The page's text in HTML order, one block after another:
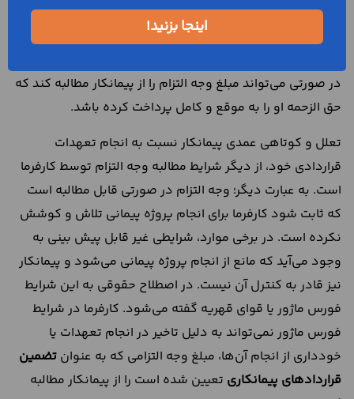
را از پیمانکار مطالبه کند که خود به تمام تعهدات قراردادی
خود عمل کرده باشد. برای مثال، پرداخت به موقع و کامل حق
در صورتی می‌تواند مبلغ وجه التزام را از پیمانکار مطالبه کند که
حق الزحمه او را به موقع و کامل پرداخت کرده باشد.
تعلل و کوتاهی عمدی پیمانکار نسبت به انجام تعهدات
قراردادی خود، از دیگر شرایط مطالبه وجه التزام توسط کارفرما
است. به عبارت دیگر؛ وجه التزام در صورتی قابل مطالبه است
که ثابت شود کارفرما برای انجام پروژه پیمانی تلاش و کوشش
نکرده است. در برخی موارد، شرایطی غیر قابل پیش بینی به
وجود می‌آید که مانع از انجام پروژه پیمانی می‌شود و پیمانکار
نیز قادر به کنترل آن نیست. در اصطلاح حقوقی به این شرایط
فورس ماژور یا قوای قهریه گفته می‌شود. کارفرما در شرایط
فورس ماژور نمی‌تواند به دلیل تاخیر در انجام تعهدات یا
خودداری از انجام آن‌ها، مبلغ وجه التزامی که به عنوان تضمین
قراردادهای پیمانکاری تعیین شده است را از پیمانکار مطالبه
اینجا بزنید!